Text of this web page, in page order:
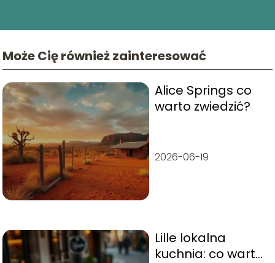
Może Cię również zainteresować
Alice Springs co
warto zwiedzić?
2026-06-19
Lille lokalna
kuchnia: co warto